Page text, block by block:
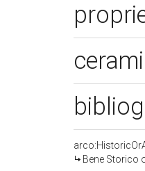
Bene Storico